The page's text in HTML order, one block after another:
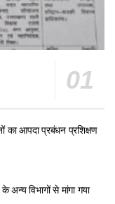
का आपदा प्रबंधन प्रशिक्षण
विभागों से मांगा गया